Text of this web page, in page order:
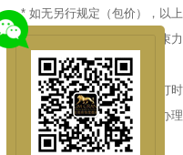
* 如无另行规定（包价），以
* 外币汇率仅供参考，无约束
用）。
* 除了包含在总费用内或预订
* 税费已包含在总价内，在办